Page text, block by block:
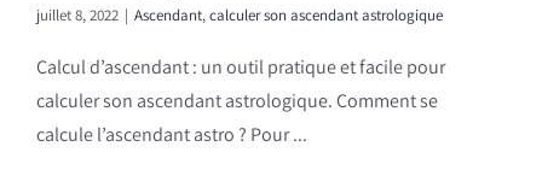
juillet 8, 2022 | Ascendant,calculer son ascendant astrologique
Calcul d’ascendant : un outil pratique et facile pour
calculer son ascendant astrologique. Comment se
calcule l’ascendant astro ? Pour ...